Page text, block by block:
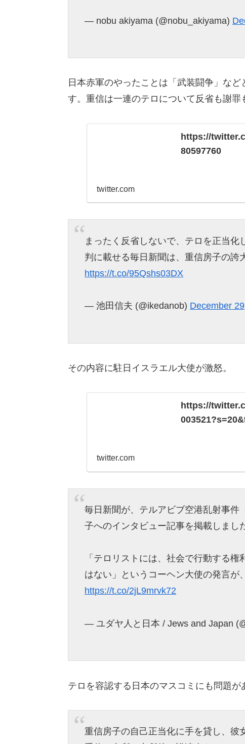
— nobu akiyama (@nobu_akiyama)
日本赤軍のやったことは「武装闘争」な
す。重信は一連のテロについて反省も謝罪
https://
80597760
twitter.com
まったく反省しないで、テロを正当
判に載せる毎日新聞は、重信房子の誇
https://t.co/95Qshs03DX
— 池田信夫 (@ikedanob) December
その内容に駐日イスラエル大使が激怒。
https://
twitter.com
毎日新聞が、テルアビブ空港乱射事件
子へのインタビュー記事を掲載しまし
「テロリストには、社会で行動する
はない」というコーヘン大使の発言が
https://t.co/2jL9mrvk72
— ユダヤ人と日本 / Jews and Japan
テロを容認する日本のマスコミにも問題が
重信房子の自己正当化に手を貸し、彼